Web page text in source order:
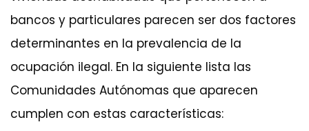
bancos y particulares parecen ser dos factores
determinantes en la prevalencia de la
ocupación ilegal. En la siguiente lista las
Comunidades Autónomas que aparecen
cumplen con estas características: